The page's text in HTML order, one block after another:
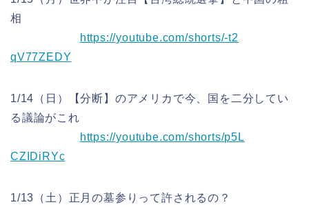
相
https://youtube.com/shorts/-t2
qV77ZEDY
1/14（日）【分断】のアメリカで今、国を二分してい
る議論がこれ
https://youtube.com/shorts/p5L
CZIDiRYc
1/13（土）正月の墓参りって許されるの？